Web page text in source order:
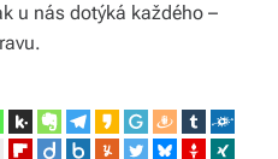
u nás dotýká každého –